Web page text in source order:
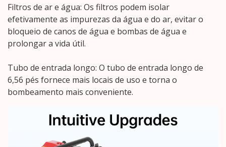
Filtros de ar e água: Os filtros podem isolar
efetivamente as impurezas da água e do ar, evitar o
bloqueio de canos de água e bombas de água e
prolongar a vida útil.
Tubo de entrada longo: O tubo de entrada longo de
6,56 pés fornece mais locais de uso e torna o
bombeamento mais conveniente.